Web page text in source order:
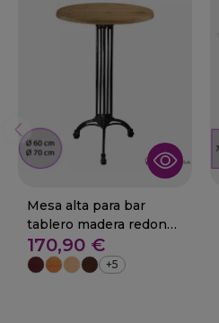
Mesa alta para bar
tablero madera redondo
01-Paplon
170,90 €
+5